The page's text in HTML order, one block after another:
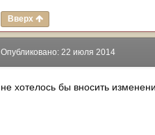
Вверх
Опубликовано: 22 июля 2014
не хотелось бы вносить